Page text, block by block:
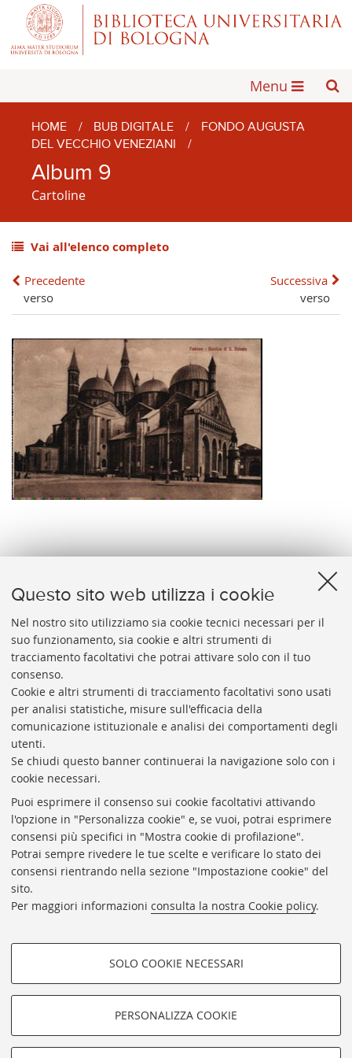
Questo sito web utilizza i cookie
Nel nostro sito utilizziamo sia cookie tecnici necessari per il
suo funzionamento, sia cookie e altri strumenti di
tracciamento facoltativi che potrai attivare solo con il tuo
consenso.
Cookie e altri strumenti di tracciamento facoltativi sono usati
per analisi statistiche, misure sull'efficacia della
comunicazione istituzionale e analisi dei comportamenti degli
utenti.
Se chiudi questo banner continuerai la navigazione solo con i
cookie necessari.
Puoi esprimere il consenso sui cookie facoltativi attivando
l'opzione in "Personalizza cookie" e, se vuoi, potrai esprimere
consensi più specifici in "Mostra cookie di profilazione".
Potrai sempre rivedere le tue scelte e verificare lo stato dei
consensi rientrando nella sezione "Impostazione cookie" del
sito.
Per maggiori informazioni consulta la nostra Cookie policy.
COOKIE DI PROFILAZIONE -
FACOLTATIVI
navigazione degli utenti, creare profili in base al loro comportamento
SOLO COOKIE NECESSARI
PERSONALIZZA COOKIE
Menu
HOME / BUB DIGITALE /
FONDO AUGUSTA
DEL VECCHIO VENEZIANI
/
Album 9
Cartoline
Vai all'elenco completo
Precedente
verso
Successiva
verso
UNIVERSITARIA
Presidente: prof. Francesco Citti
Coordinatrice gestionale: Maria Pia Torricelli
Responsabile Amministrativo: Luigia Di Pumpo
Via Zamboni, 33/35 - 40126 Bologna (BO)
Tel. +39 051 2088306 - Fax +39 051 2088385
bub.info@unibo.it
bub.biblioteca@pec.unibo.it
Dove siamo
Orario dei servizi
Helpdesk
Rubrica di Ateneo
Privacy e note legali